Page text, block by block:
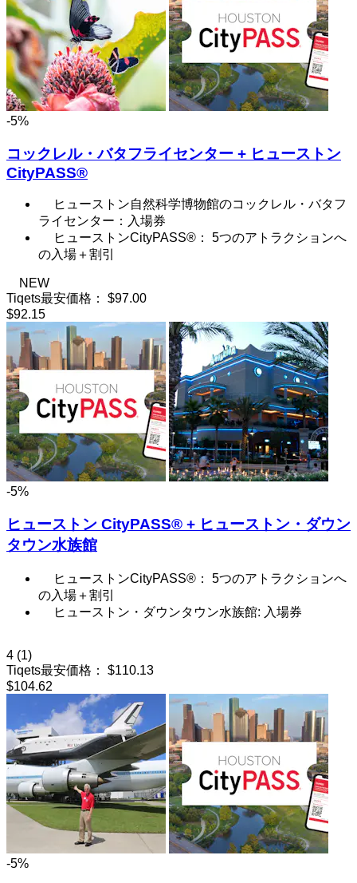
-5%
コックレル・バタフライセンター + ヒューストン
CityPASS®
ヒューストン自然科学博物館のコックレル・バタフ
ライセンター：入場券
ヒューストンCityPASS®： 5つのアトラクションへ
の入場＋割引
NEW
Tiqets最安価格：
$97.00
$92.15
-5%
ヒューストン CityPASS® + ヒューストン・ダウン
タウン水族館
ヒューストンCityPASS®： 5つのアトラクションへ
の入場＋割引
ヒューストン・ダウンタウン水族館: 入場券
4 (1)
Tiqets最安価格：
$110.13
$104.62
-5%